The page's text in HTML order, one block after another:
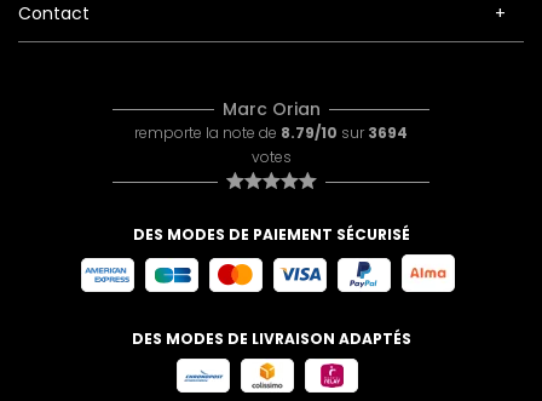
Contact
Marc Orian
remporte la note de 8.79/10 sur 3694
votes
DES MODES DE PAIEMENT SÉCURISÉ
DES MODES DE LIVRAISON ADAPTÉS